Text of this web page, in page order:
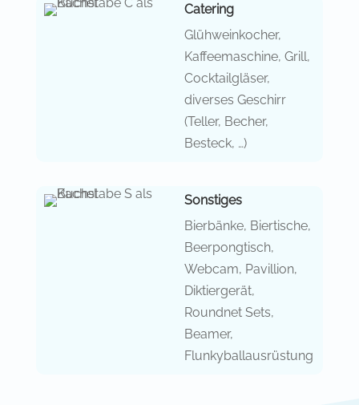
Catering
Glühweinkocher,
Kaffeemaschine, Grill,
Cocktailgläser,
diverses Geschirr
(Teller, Becher,
Besteck, …)
Sonstiges
Bierbänke, Biertische,
Beerpongtisch,
Webcam, Pavillion,
Diktiergerät,
Roundnet Sets,
Beamer,
Flunkyballausrüstung